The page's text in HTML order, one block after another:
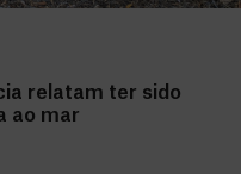
relatam ter sido
ao mar